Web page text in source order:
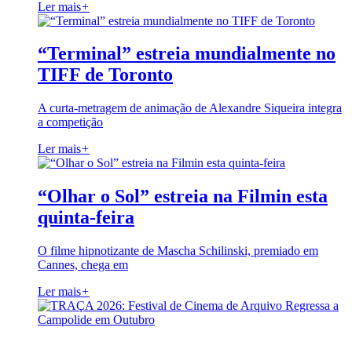
Ler mais+
“Terminal” estreia mundialmente no
TIFF de Toronto
A curta-metragem de animação de Alexandre Siqueira integra
a competição
Ler mais+
“Olhar o Sol” estreia na Filmin esta
quinta-feira
O filme hipnotizante de Mascha Schilinski, premiado em
Cannes, chega em
Ler mais+